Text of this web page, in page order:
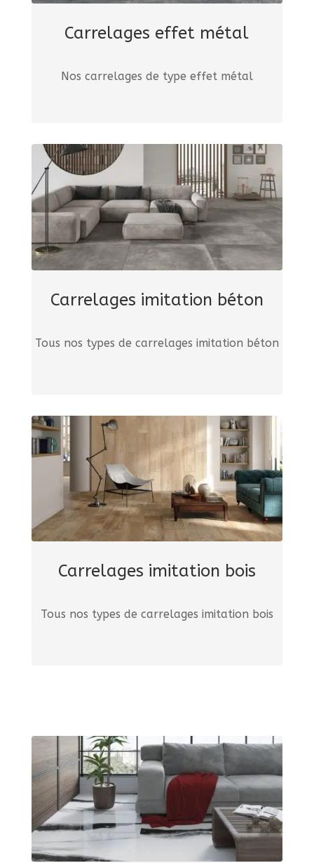
Carrelages effet métal
Nos carrelages de type effet métal
Carrelages imitation béton
Tous nos types de carrelages imitation béton
Carrelages imitation bois
Tous nos types de carrelages imitation bois